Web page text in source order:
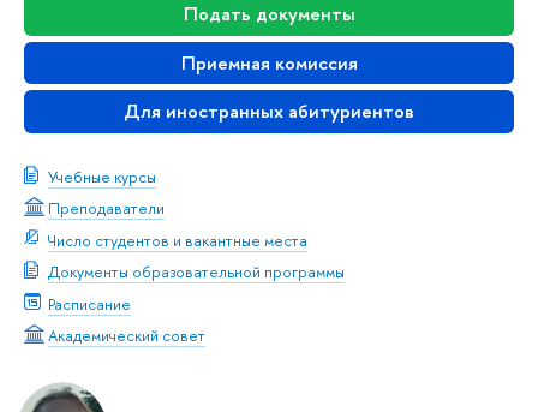
Подать документы
Приемная комиссия
Для иностранных абитуриентов
Учебные курсы
Преподаватели
Число студентов и вакантные места
Документы образовательной программы
Расписание
Академический совет